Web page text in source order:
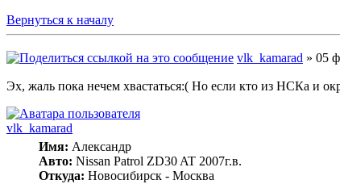
Вернуться к началу
vlk_kamarad » 05
Эх, жаль пока нечем хвастаться:( Но если кто из НСКа и
vlk_kamarad
Имя: Александр
Авто: Nissan Patrol ZD30 AT 2007г.в.
Откуда: Новосибирск - Москва